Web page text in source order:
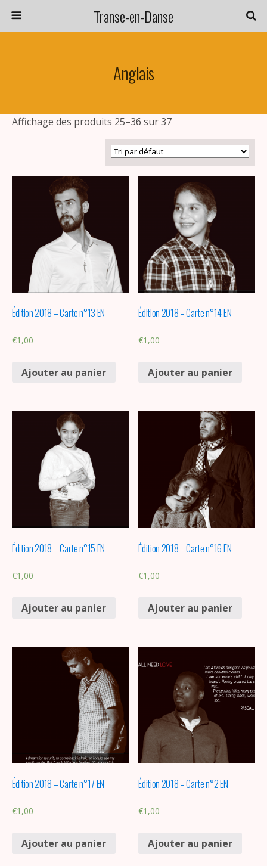
Transe-en-Danse
Anglais
Affichage des produits 25–36 sur 37
Édition 2018 – Carte n°13 EN
€1,00
Ajouter au panier
Édition 2018 – Carte n°14 EN
€1,00
Ajouter au panier
Édition 2018 – Carte n°15 EN
€1,00
Ajouter au panier
Édition 2018 – Carte n°16 EN
€1,00
Ajouter au panier
Édition 2018 – Carte n°17 EN
€1,00
Ajouter au panier
Édition 2018 – Carte n°2 EN
€1,00
Ajouter au panier